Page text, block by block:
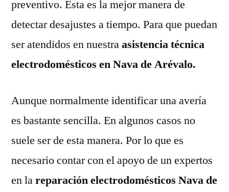
preventivo. Esta es la mejor manera de
detectar desajustes a tiempo. Para que puedan
ser atendidos en nuestraasistencia técnica
electrodomésticos en Nava de Arévalo.
Aunque normalmente identificar una avería
es bastante sencilla. En algunos casos no
suele ser de esta manera. Por lo que es
necesario contar con el apoyo de un expertos
en lareparación electrodomésticos Nava de